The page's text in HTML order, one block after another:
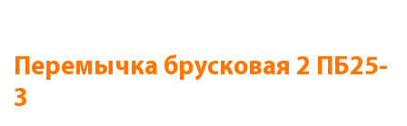
Перемычка брусковая 2 ПБ25-
3